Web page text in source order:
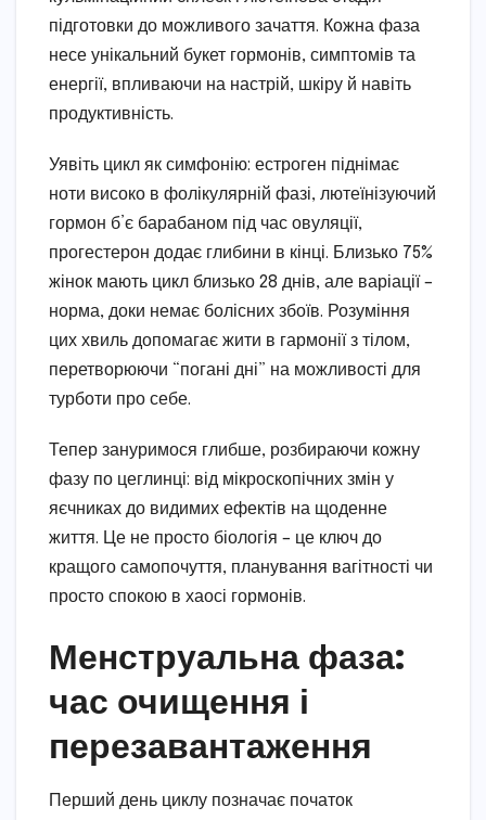
підготовки до можливого зачаття. Кожна фаза
несе унікальний букет гормонів, симптомів та
енергії, впливаючи на настрій, шкіру й навіть
продуктивність.
Уявіть цикл як симфонію: естроген піднімає
ноти високо в фолікулярній фазі, лютеїнізуючий
гормон б’є барабаном під час овуляції,
прогестерон додає глибини в кінці. Близько 75%
жінок мають цикл близько 28 днів, але варіації –
норма, доки немає болісних збоїв. Розуміння
цих хвиль допомагає жити в гармонії з тілом,
перетворюючи “погані дні” на можливості для
турботи про себе.
Тепер зануримося глибше, розбираючи кожну
фазу по цеглинці: від мікроскопічних змін у
яєчниках до видимих ефектів на щоденне
життя. Це не просто біологія – це ключ до
кращого самопочуття, планування вагітності чи
просто спокою в хаосі гормонів.
Менструальна фаза:
час очищення і
перезавантаження
Перший день циклу позначає початок